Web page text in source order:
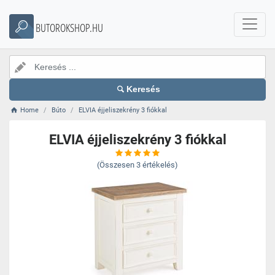
BUTOROKSHOP.HU
Keresés
Home Búto ELVIA éjjeliszekrény 3 fiókkal
ELVIA éjjeliszekrény 3 fiókkal
(Összesen 3 értékelés)